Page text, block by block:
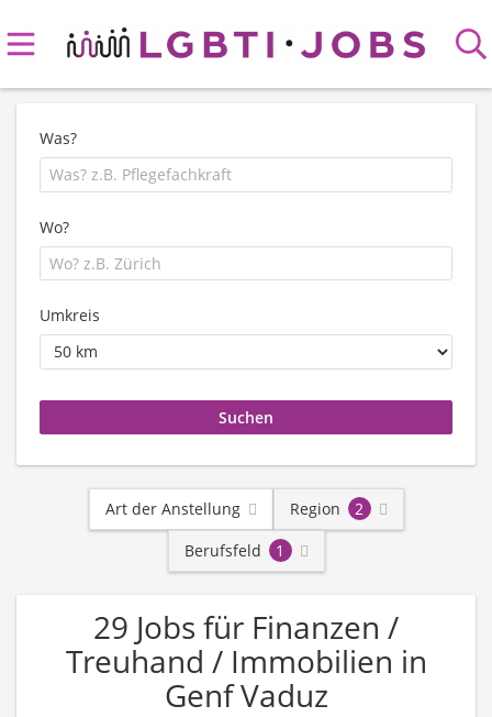
Was?
Wo?
Umkreis
Art der Anstellung Region
2
Berufsfeld
1
29 Jobs für Finanzen /
Treuhand / Immobilien in
Genf Vaduz